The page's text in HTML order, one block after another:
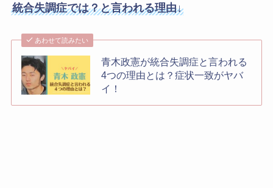
統合失調症では？と言われる理由↓
あわせて読みたい
青木政憲が統合失調症と言われる
4つの理由とは？症状一致がヤバ
イ！